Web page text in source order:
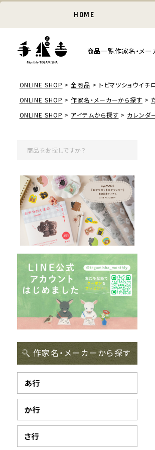
HOME
商品一覧作家名・メ
ONLINE SHOP 全商品
トビマツショウイ
ONLINE SHOP
作家名・メーカーから探す
ONLINE SHOP
アイテムから探す カレンダ
作家名・メーカーから探す
あ行
か行
さ行